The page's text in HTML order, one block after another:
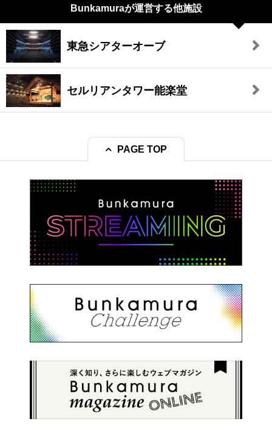
Bunkamuraが運営する他施設
東急シアターオーブ
セルリアンタワー能楽堂
PAGE TOP